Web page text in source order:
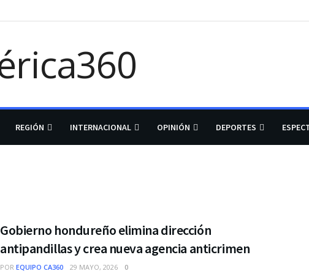
REGIÓN INTERNACIONAL OPINIÓN DEPORTES
Gobierno hondureño elimina dirección
antipandillas y crea nueva agencia anticrimen
POR EQUIPO CA360 29 MAYO, 2026 0